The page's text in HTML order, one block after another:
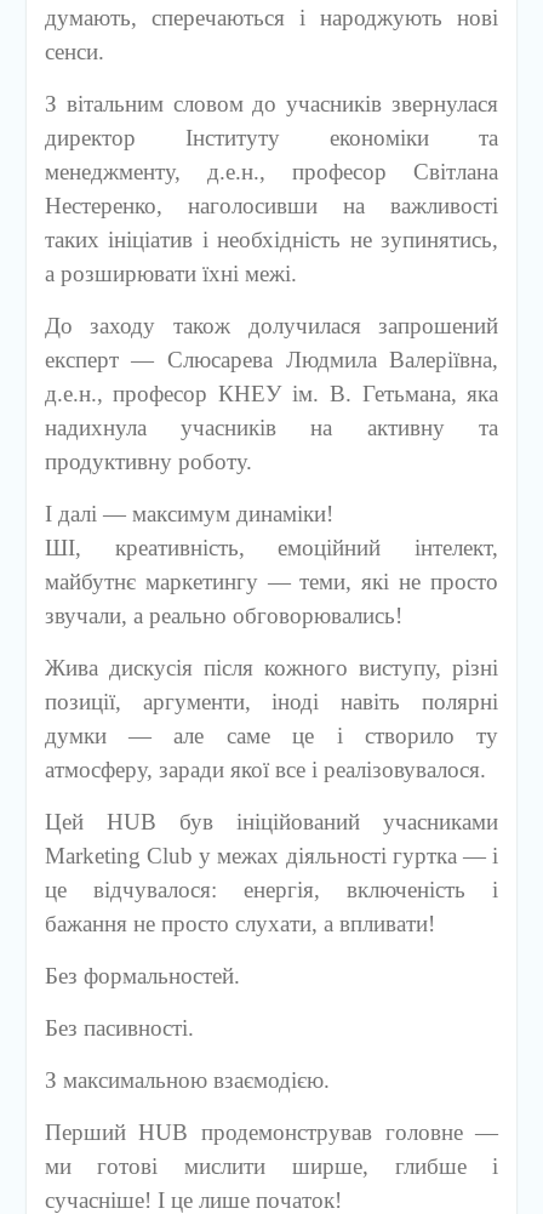
думають, сперечаються і народжують нові
сенси.
З вітальним словом до учасників звернулася
директор Інституту економіки та
менеджменту, д.е.н., професор Світлана
Нестеренко, наголосивши на важливості
таких ініціатив і необхідність не зупинятись,
а розширювати їхні межі.
До заходу також долучилася запрошений
експерт — Слюсарева Людмила Валеріївна,
д.е.н., професор КНЕУ ім. В. Гетьмана, яка
надихнула учасників на активну та
продуктивну роботу.
І далі — максимум динаміки!
ШІ, креативність, емоційний інтелект,
майбутнє маркетингу — теми, які не просто
звучали, а реально обговорювались!
Жива дискусія після кожного виступу, різні
позиції, аргументи, іноді навіть полярні
думки — але саме це і створило ту
атмосферу, заради якої все і реалізовувалося.
Цей HUB був ініційований учасниками
Marketing Club у межах діяльності гуртка — і
це відчувалося: енергія, включеність і
бажання не просто слухати, а впливати!
Без формальностей.
Без пасивності.
З максимальною взаємодією.
Перший HUB продемонстрував головне —
ми готові мислити ширше, глибше і
сучасніше! І це лише початок!